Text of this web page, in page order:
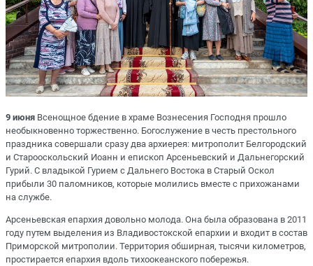
9 июня Всенощное бдение в храме Вознесения Господня прошло
необыкновенно торжественно. Богослужение в честь престольного
праздника совершали сразу два архиерея: митрополит Белгородский
и Старооскольский Иоанн и епископ Арсеньевский и Дальнегорский
Гурий. С владыкой Гурием с Дальнего Востока в Старый Оскол
прибыли 30 паломников, которые молились вместе с прихожанами
на службе.
Арсеньевская епархия довольно молода. Она была образована в 2011
году путем выделения из Владивостокской епархии и входит в состав
Приморской митрополии. Территория обширная, тысячи километров,
простирается епархия вдоль тихоокеанского побережья.